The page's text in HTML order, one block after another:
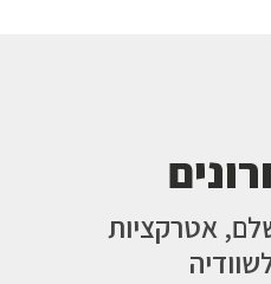
אטרקציות